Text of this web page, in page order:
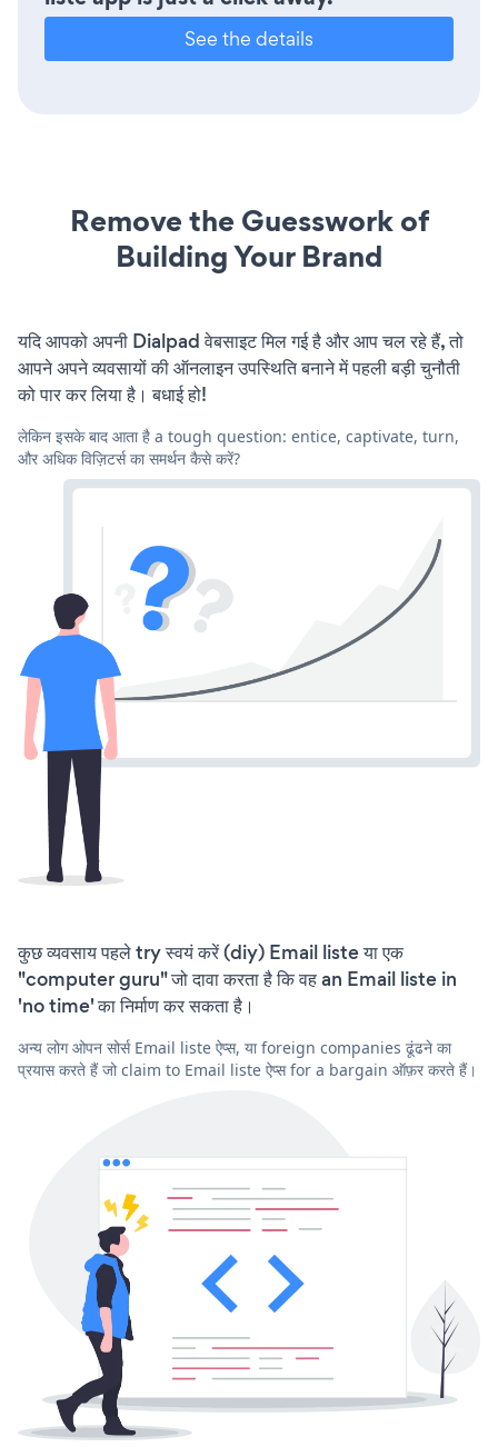
See the details
Remove the Guesswork of
Building Your Brand
यदि आपको अपनी Dialpad वेबसाइट मिल गई है और आप चल रहे हैं, तो
आपने अपने व्यवसायों की ऑनलाइन उपस्थिति बनाने में पहली बड़ी चुनौती
को पार कर लिया है। बधाई हो!
लेकिन इसके बाद आता है a tough question: entice, captivate, turn,
और अधिक विज़िटर्स का समर्थन कैसे करें?
कुछ व्यवसाय पहले try स्वयं करें (diy) Email liste या एक
"computer guru" जो दावा करता है कि वह an Email liste in
'no time' का निर्माण कर सकता है।
अन्य लोग ओपन सोर्स Email liste ऐप्स, या foreign companies ढूंढने का
प्रयास करते हैं जो claim to Email liste ऐप्स for a bargain ऑफ़र करते हैं।